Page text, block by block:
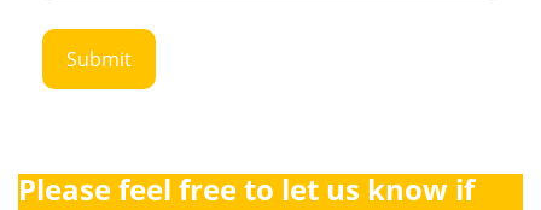
Please feel free to let us know if